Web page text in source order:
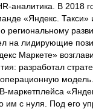
аналитика. В 2018
«Яндекс. Такси»
региональному
на лидирующие
Маркете»
разработал
маркетплейса
им с нуля. Под его